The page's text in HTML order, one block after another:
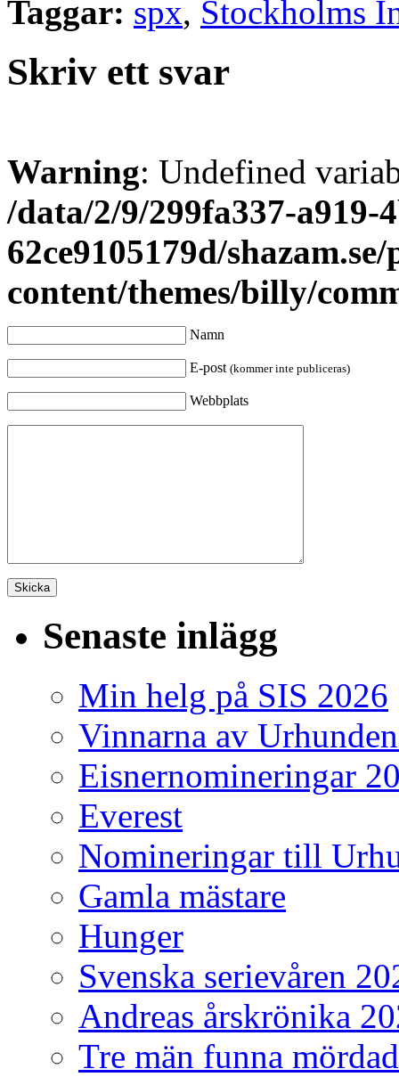
Taggar: spx, Stockholms
Skriv ett svar
Warning: Undefined
/data/2/9/299fa337-a919-
62ce9105179d/
content/themes/billy/
Namn
E-post (kommer inte publiceras)
Webbplats
Senaste inlägg
Min helg på SIS 2026
Vinnarna av
Eisnernomineringar
Everest
Nomineringar till
Gamla mästare
Hunger
Svenska serievåren
Andreas årskrönika
Tre män funna